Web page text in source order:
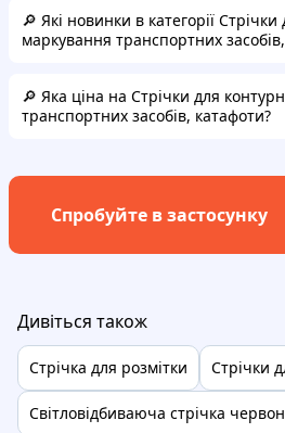
🔎 Які новинки в категорії
маркування транспортних
🔎 Яка ціна на Стрічки для
транспортних засобів, катафоти?
Спробуйте в застосунку
Дивіться також
Стрічка для розмітки Стрічки
Світловідбиваюча стрічка